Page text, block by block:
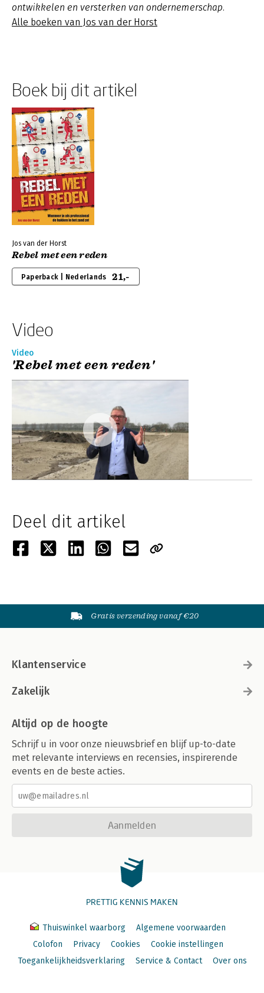
ontwikkelen en versterken van ondernemerschap.
Alle boeken van Jos van der Horst
Boek bij dit artikel
Jos van der Horst
Rebel met een reden
Paperback | Nederlands 21,-
Video
Video
'Rebel met een reden'
Deel dit artikel
Gratis verzending vanaf €20
Klantenservice
Zakelijk
Altijd op de hoogte
Schrijf u in voor onze nieuwsbrief en blijf up-to-date
met relevante interviews en recensies, inspirerende
events en de beste acties.
Aanmelden
PRETTIG KENNIS MAKEN
Thuiswinkel waarborg
Algemene voorwaarden
Colofon
Privacy Cookies
Cookie instellingen
Toegankelijkheidsverklaring
Service & Contact Over ons